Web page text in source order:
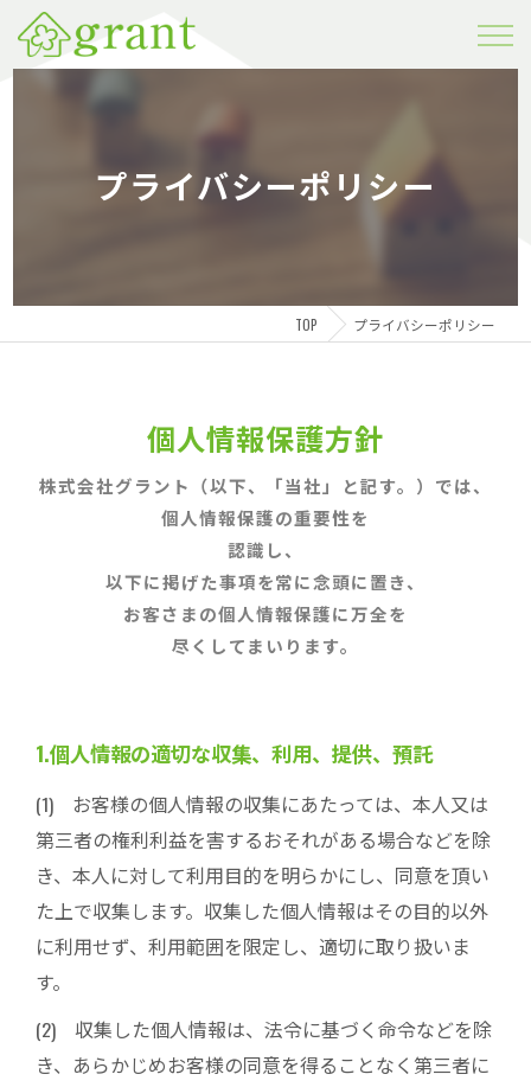
プライバシーポリシー
TOP プライバシーポリシー
個人情報保護方針
株式会社グラント（以下、「当社」と記す。）では、
個人情報保護の重要性を
認識し、
以下に掲げた事項を常に念頭に置き、
お客さまの個人情報保護に万全を
尽くしてまいります。
1.個人情報の適切な収集、利用、提供、預託
(1) お客様の個人情報の収集にあたっては、本人又は
第三者の権利利益を害するおそれがある場合などを除
き、本人に対して利用目的を明らかにし、同意を頂い
た上で収集します。収集した個人情報はその目的以外
に利用せず、利用範囲を限定し、適切に取り扱いま
す。
(2) 収集した個人情報は、法令に基づく命令などを除
き、あらかじめお客様の同意を得ることなく第三者に